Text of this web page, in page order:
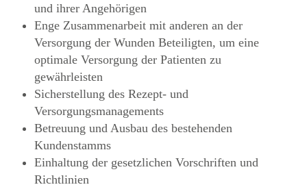
und ihrer Angehörigen
Enge Zusammenarbeit mit anderen an der
Versorgung der Wunden Beteiligten, um eine
optimale Versorgung der Patienten zu
gewährleisten
Sicherstellung des Rezept- und
Versorgungsmanagements
Betreuung und Ausbau des bestehenden
Kundenstamms
Einhaltung der gesetzlichen Vorschriften und
Richtlinien